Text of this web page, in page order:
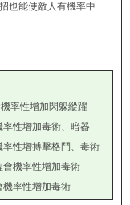
也能使敵人有機率中
率性增加閃躲縱躍
率性增加毒術、暗器
率性增搏擊格鬥、毒術
會機率性增加毒術
機率性增加毒術